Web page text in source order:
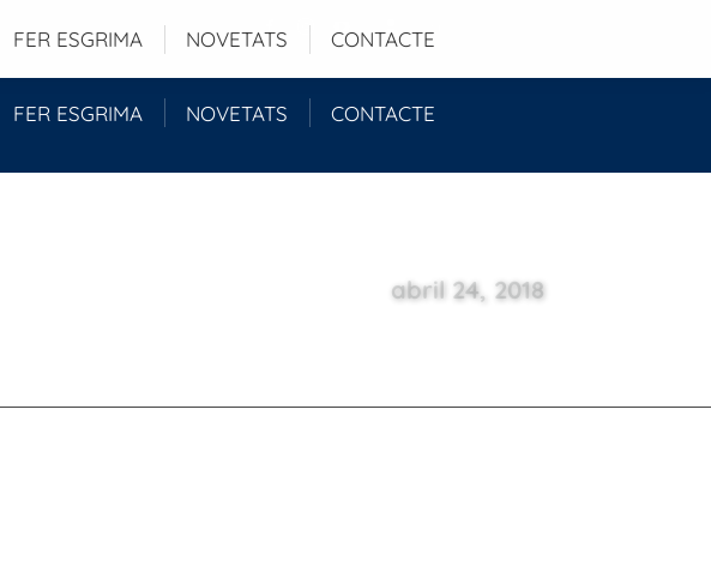
FER ESGRIMA NOVETATS CONTACTE
abril 24, 2018
FER ESGRIMA NOVETATS CONTACTE